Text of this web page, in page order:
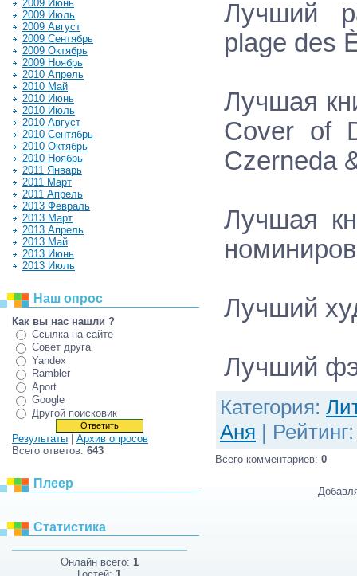
2009 Июнь
2009 Июль
2009 Август
2009 Сентябрь
2009 Октябрь
2009 Ноябрь
2010 Апрель
2010 Май
2010 Июнь
2010 Июль
2010 Август
2010 Сентябрь
2010 Октябрь
2010 Ноябрь
2011 Январь
2011 Март
2011 Апрель
2013 Февраль
2013 Март
2013 Апрель
2013 Май
2013 Июнь
2013 Июль
Наш опрос
Как вы нас нашли ?
Ссылка на сайте
Совет друга
Yandex
Rambler
Aport
Google
Другой поисковик
Результаты
Архив опросов
Всего ответов: 643
Плеер
Статистика
Онлайн всего: 1
Лучший
plage des
Лучшая
Cover of
Czerneda
Лучшая
Лучший
Лучший
Категория:
Аня | Рейтинг
Всего комментариев: 0